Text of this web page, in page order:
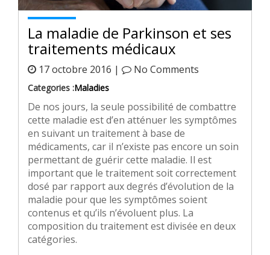
La maladie de Parkinson et ses
traitements médicaux
17 octobre 2016 | No Comments
Categories :Maladies
De nos jours, la seule possibilité de combattre
cette maladie est d’en atténuer les symptômes
en suivant un traitement à base de
médicaments, car il n’existe pas encore un soin
permettant de guérir cette maladie. Il est
important que le traitement soit correctement
dosé par rapport aux degrés d’évolution de la
maladie pour que les symptômes soient
contenus et qu’ils n’évoluent plus. La
composition du traitement est divisée en deux
catégories.